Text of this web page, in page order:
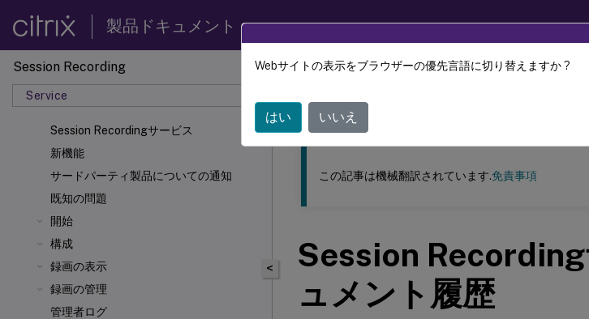
製品ドキュメント
Session Recording
Service
Session Recordingサービス
新機能
サードパーティ製品についての通知
既知の問題
開始
構成
録画の表示
録画の管理
管理者ログ
このコンテンツは動的に機械翻訳されています。
Session Recording
<
この記事は機械翻訳されています.免責事項
Session
ュメント履歴
Webサイトの表示をブラウザーの優先言語に切り替えますか ?
はい いいえ